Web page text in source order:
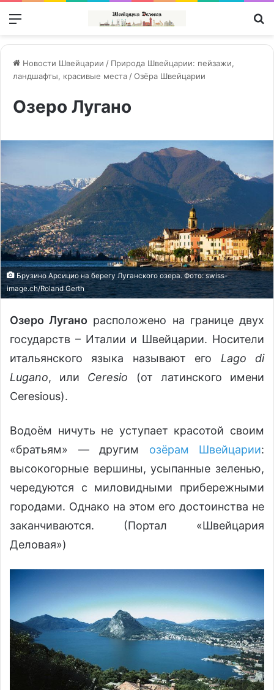
Меню
Новости Швейцарии / Природа Швейцарии: пейзажи,
ландшафты, красивые места /Озёра Швейцарии
Озеро Лугано
Брузино Арсицио на берегу Луганского озера. Фото: swiss-
imаgе.ch/Roland Gerth
Озеро Лугано расположено на границе двух
государств – Италии и Швейцарии. Носители
итальянского языка называют его Lago di
Lugano, или Ceresio (от латинского имени
Ceresious).
Водоём ничуть не уступает красотой своим
«братьям» — другим озёрам Швейцарии:
высокогорные вершины, усыпанные зеленью,
чередуются с миловидными прибережными
городами. Однако на этом его достоинства не
заканчиваются. (Портал «Швейцария
Деловая»)